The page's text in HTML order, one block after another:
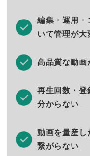
編集・運用・
いて管理が大
高品質な動画
再生回数・登
分からない
動画を量産し
繋がらない